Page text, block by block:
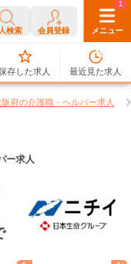
検索 会員登録 メニュー
0
存した求人
1
最近見た求人
阪府の介護職・ヘルパー求人
ー求人